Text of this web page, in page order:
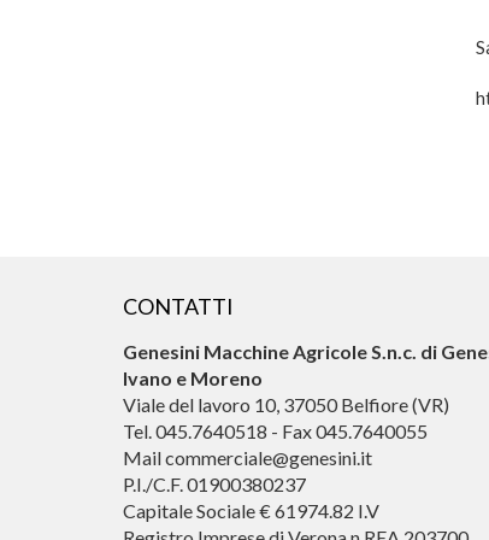
CONTATTI
Genesini Macchine Agricole S.n.c. di
Ivano e Moreno
Viale del lavoro 10, 37050 Belfiore (VR)
Tel. 045.7640518 - Fax 045.7640055
Mail commerciale@genesini.it
P.I./C.F. 01900380237
Capitale Sociale € 61974.82 I.V